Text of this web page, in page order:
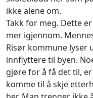
ikke alene om.
Takk for meg. Dette
mer igjennom.
Risør kommune lyser
innflyttere til byen.
gjøre for å få det til,
komme til å skje